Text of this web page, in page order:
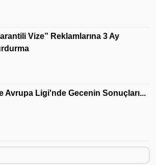
Vize” Reklamlarına 3 Ay
Avrupa Ligi'nde Gecenin Sonuçları...